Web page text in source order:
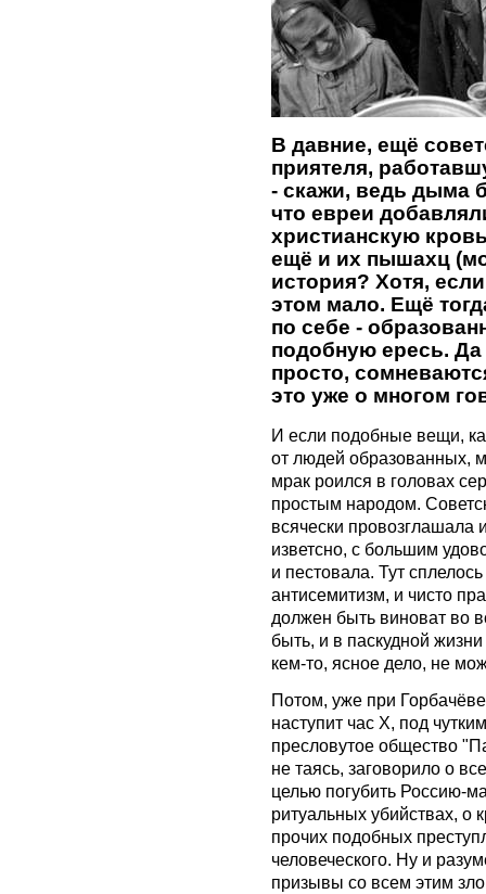
В давние, ещё
приятеля,
- скажи, ведь дыма
что евреи
христианскую
ещё и их пышахц
история? Хотя,
этом мало. Ещё
по себе -
подобную ересь. Да
просто,
это уже о многом
И если подобные вещи,
от людей образованных,
мрак роился в головах
простым народом.
всячески провозглашала
изветсно, с большим
и пестовала. Тут
антисемитизм, и чисто
должен быть виноват во
быть, и в паскудной
кем-то, ясное дело, не
Потом, уже при
наступит час Х, под
пресловутое общество
не таясь, заговорило о
целью погубить Россию-
ритуальных убийствах, о
прочих подобных
человеческого. Ну и
призывы со всем этим